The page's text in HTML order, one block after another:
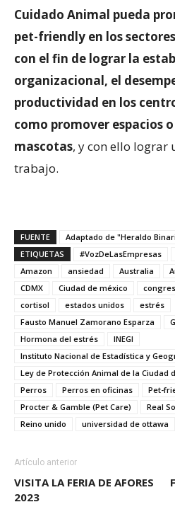
Cuidado Animal pueda
pet-friendly en los
con el fin de lograr la
organizacional, el
productividad en los
como promover espacios
mascotas, y con ello lograr
trabajo.
FUENTE
Adaptado de "Heraldo
ETIQUETAS
#VozDeLasEmpresas
Amazon
ansiedad Australia
CDMX
Ciudad de méxico
cortisol
estados unidos
estrés
Fausto Manuel Zamorano Esparza
Hormona del estrés
INEGI
Instituto Nacional de Estadística y
Ley de Protección Animal de la Ciudad
Perros
Perros en oficinas Pet-
Procter & Gamble (Pet Care)
Real
Reino unido
universidad de ottawa
Artículo anterior
VISITA LA FERIA DE AFORES
2023